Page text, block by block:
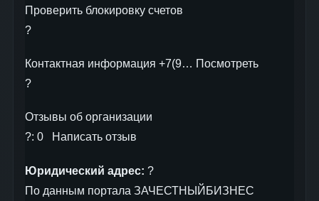
Проверить блокировку cчетов
?
Контактная информация +7(9… Посмотреть
?
Отзывы об организации
?: 0 Написать отзыв
Юридический адрес: ?
По данным портала ЗАЧЕСТНЫЙБИЗНЕС